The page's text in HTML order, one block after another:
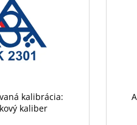
kalibrácia:
kaliber